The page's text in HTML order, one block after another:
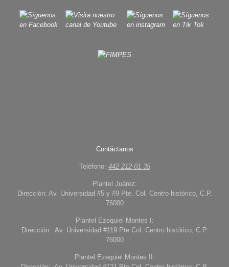
Contáctanos
Teléfono: 442 212 01 35
Plantel Juárez:
Dirección: Av. Universidad #5 y #9 Pte. Col. Centro histórico, C.P.
76000
Plantel Ezequiel Montes I:
Dirección: Av. Universidad #119 Pte Col. Centro histórico, C.P.
76000
Plantel Ezequiel Montes II: